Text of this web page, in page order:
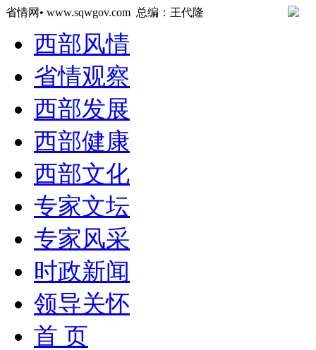
省情网• www.sqwgov.com 总编：王代隆
西部风情
省情观察
西部发展
西部健康
西部文化
专家文坛
专家风采
时政新闻
领导关怀
首 页